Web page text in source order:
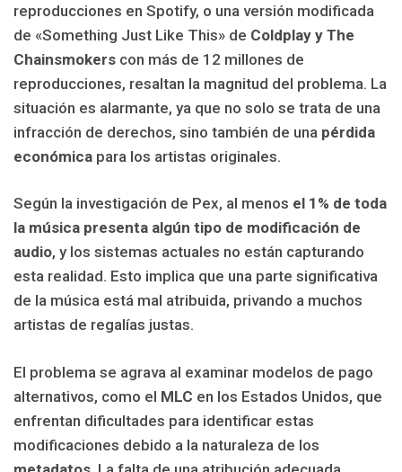
reproducciones en Spotify, o una versión modificada
de «Something Just Like This» de Coldplay y The
Chainsmokers con más de 12 millones de
reproducciones, resaltan la magnitud del problema. La
situación es alarmante, ya que no solo se trata de una
infracción de derechos, sino también de una pérdida
económica para los artistas originales.
Según la investigación de Pex, al menos el 1% de toda
la música presenta algún tipo de modificación de
audio, y los sistemas actuales no están capturando
esta realidad. Esto implica que una parte significativa
de la música está mal atribuida, privando a muchos
artistas de regalías justas.
El problema se agrava al examinar modelos de pago
alternativos, como el MLC en los Estados Unidos, que
enfrentan dificultades para identificar estas
modificaciones debido a la naturaleza de los